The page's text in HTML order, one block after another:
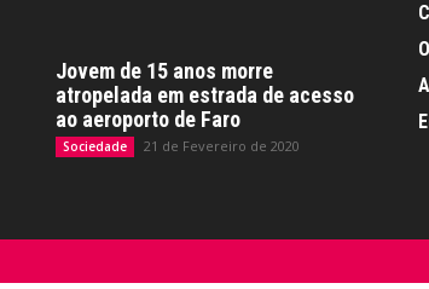
Jovem de 15 anos morre
atropelada em estrada de acesso
ao aeroporto de Faro
Sociedade 21 de Fevereiro de 2020